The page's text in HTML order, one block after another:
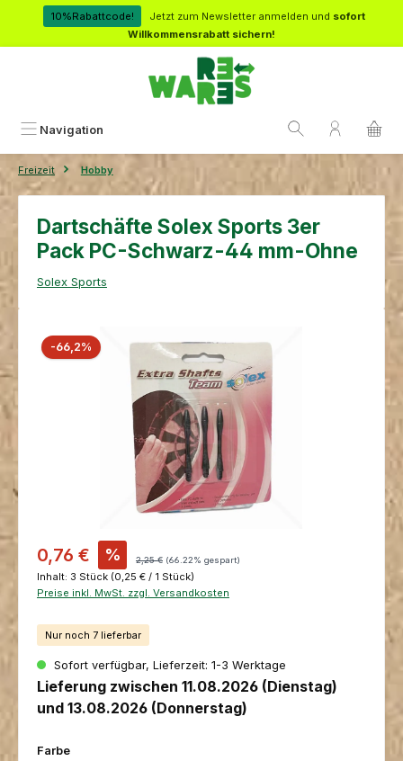
Zum Hauptinhalt springen
10%Rabattcode! Jetzt zum Newsletter anmelden und sofort
Willkommensrabatt sichern!
Navigation
Freizeit Hobby
Dartschäfte Solex Sports 3er
Pack PC-Schwarz-44 mm-Ohne
Solex Sports
Bildergalerie überspringen
-66,2% Rabatt
Verkaufspreis:
0,76 € % Regulärer Preis:
2,25 € (66.22% gespart)
Inhalt: 3 Stück (0,25 € / 1 Stück)
Preise inkl. MwSt. zzgl. Versandkosten
Nur noch 7 lieferbar
Sofort verfügbar, Lieferzeit: 1-3 Werktage
Lieferung zwischen 11.08.2026 (Dienstag)
und 13.08.2026 (Donnerstag)
Farbeauswählen